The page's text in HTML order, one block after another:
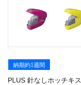
納期約1週間
PLUS 針なしホッチキス